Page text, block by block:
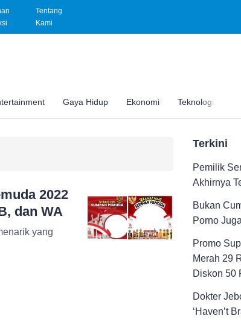
Tentang
Kami
Gaya Hidup Ekonomi Teknologi
2022
dan WA
yang
Terkini
Pemilik
Akhirnya
Bukan
Porno
Promo
Merah 29
Diskon 50
Dokter
‘Haven’t